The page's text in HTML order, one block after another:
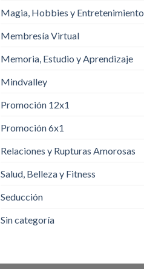
Magia, Hobbies y Entretenimiento
Membresía Virtual
Memoria, Estudio y Aprendizaje
Mindvalley
Promoción 12x1
Promoción 6x1
Relaciones y Rupturas Amorosas
Salud, Belleza y Fitness
Seducción
Sin categoría